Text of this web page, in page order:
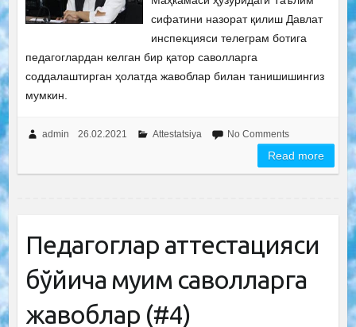
сифатини назорат қилиш Давлат
инспекцияси телеграм ботига
педагоглардан келган бир қатор саволларга
соддалаштирган ҳолатда жавоблар билан танишишингиз
мумкин.
admin 26.02.2021 Attestatsiya No Comments
Read more
Педагоглар аттестацияси
бўйича муҳим саволларга
жавоблар (#4)